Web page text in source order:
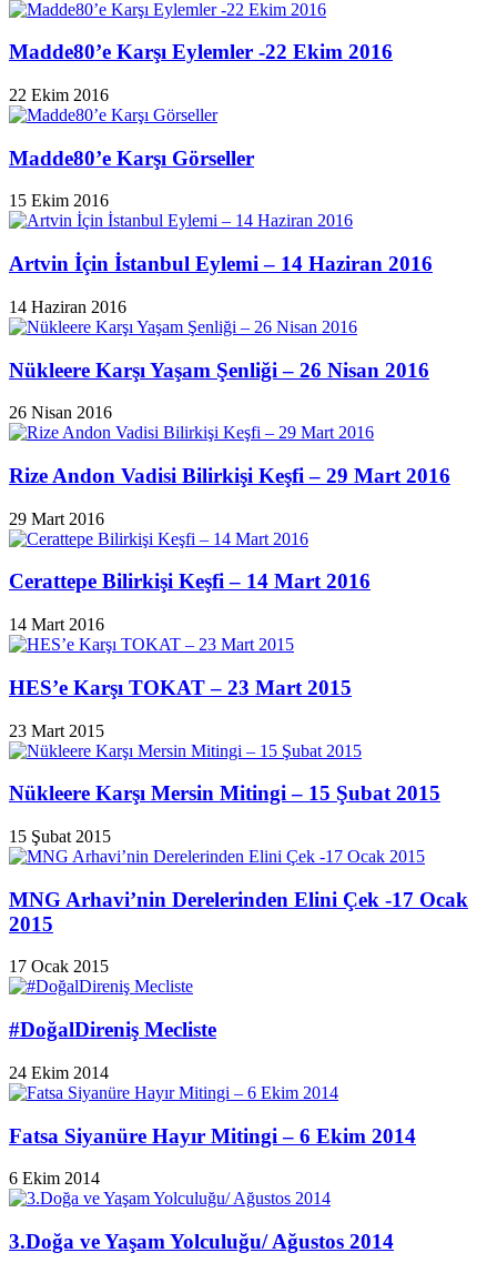
Madde80’e Karşı Eylemler -22 Ekim 2016
22 Ekim 2016
Madde80’e Karşı Görseller
15 Ekim 2016
Artvin İçin İstanbul Eylemi – 14 Haziran 2016
14 Haziran 2016
Nükleere Karşı Yaşam Şenliği – 26 Nisan 2016
26 Nisan 2016
Rize Andon Vadisi Bilirkişi Keşfi – 29 Mart 2016
29 Mart 2016
Cerattepe Bilirkişi Keşfi – 14 Mart 2016
14 Mart 2016
HES’e Karşı TOKAT – 23 Mart 2015
23 Mart 2015
Nükleere Karşı Mersin Mitingi – 15 Şubat 2015
15 Şubat 2015
MNG Arhavi’nin Derelerinden Elini Çek -17 Ocak
2015
17 Ocak 2015
#DoğalDireniş Mecliste
24 Ekim 2014
Fatsa Siyanüre Hayır Mitingi – 6 Ekim 2014
6 Ekim 2014
3.Doğa ve Yaşam Yolculuğu/ Ağustos 2014